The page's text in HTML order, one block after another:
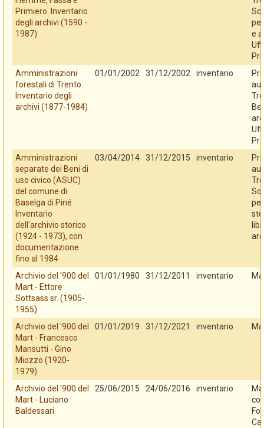
Primiero. Inventario
degli archivi (1590 -
1987)
e
Amministrazioni
forestali di Trento.
Inventario degli
archivi (1877-1984)
01/01/2002 31/12/2002 inventario
Amministrazioni
separate dei Beni di
uso civico (ASUC)
del comune di
Baselga di Piné.
Inventario
dell'archivio storico
(1924 - 1973), con
documentazione
fino al 1984
03/04/2014 31/12/2015 inventario
Archivio del '900 del
Mart - Ettore
Sottsass sr. (1905-
1955)
01/01/1980 31/12/2011 inventario
Archivio del '900 del
Mart - Francesco
Mansutti - Gino
Miozzo (1920-
1979)
01/01/2019 31/12/2021 inventario
Archivio del '900 del
Mart - Luciano
Baldessari
25/06/2015 24/06/2016 inventario